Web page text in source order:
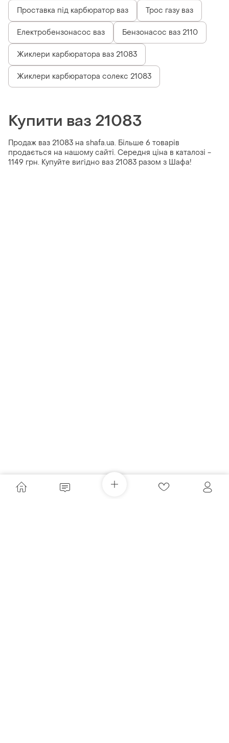
Проставка під карбюратор ваз Трос газу ваз
Електробензонасос ваз Бензонасос ваз 2110
Жиклери карбюратора ваз 21083
Жиклери карбюратора солекс 21083
Купити ваз 21083
Продаж ваз 21083 на shafa.ua. Більше 6 товарів
продається на нашому сайті. Середня ціна в каталозі -
1149 грн. Купуйте вигідно ваз 21083 разом з Шафа!